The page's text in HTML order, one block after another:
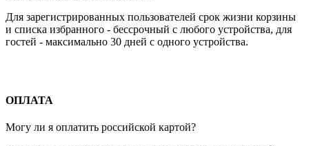
Для зарегистрированных пользователей срок жизни корзины
и списка избранного - бессрочный с любого устройства, для
гостей - максимально 30 дней с одного устройства.
ОПЛАТА
Могу ли я оплатить российской картой?